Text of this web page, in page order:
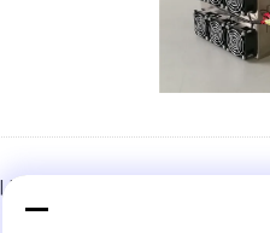
Page 1 of 4